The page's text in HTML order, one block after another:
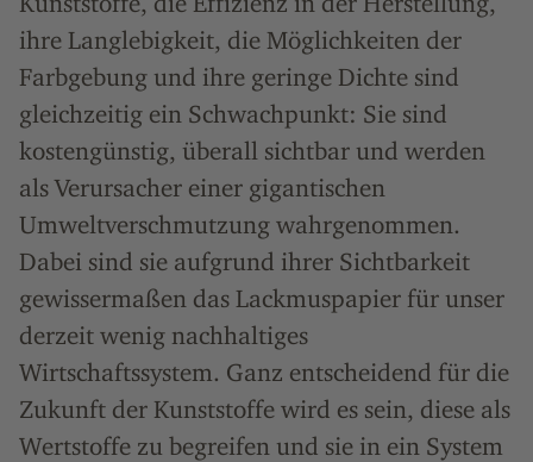
ihre Langlebigkeit, die Möglichkeiten der
Farbgebung und ihre geringe Dichte sind
gleichzeitig ein Schwachpunkt: Sie sind
kostengünstig, überall sichtbar und werden
als Verursacher einer gigantischen
Umweltverschmutzung wahrgenommen.
Dabei sind sie aufgrund ihrer Sichtbarkeit
gewissermaßen das Lackmuspapier für unser
derzeit wenig nachhaltiges
Wirtschaftssystem. Ganz entscheidend für die
Zukunft der Kunststoffe wird es sein, diese als
Wertstoffe zu begreifen und sie in ein System